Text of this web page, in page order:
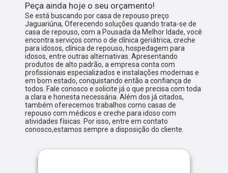
Peça ainda hoje o seu orçamento!
Se está buscando por casa de repouso preço
Jaguariúna, Oferecendo soluções quando trata-se de
casa de repouso, com a Pousada da Melhor Idade, você
encontra serviços como o de clínica geriátrica, creche
para idosos, clínica de repouso, hospedagem para
idosos, entre outras alternativas. Apresentando
produtos de alto padrão, a empresa conta com
profissionais especializados e instalações modernas e
em bom estado, conquistando então a confiança de
todos. Fale conosco e solicite já o que precisa com toda
a clara e honesta necessária. Além dos já citados,
também oferecemos trabalhos como casas de
repouso com médicos e creche para idoso com
atividades físicas. Por isso, entre em contato
conosco,estamos sempre a disposição do cliente.